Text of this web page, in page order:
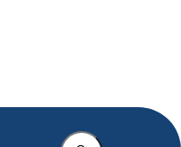
Vul in wat u